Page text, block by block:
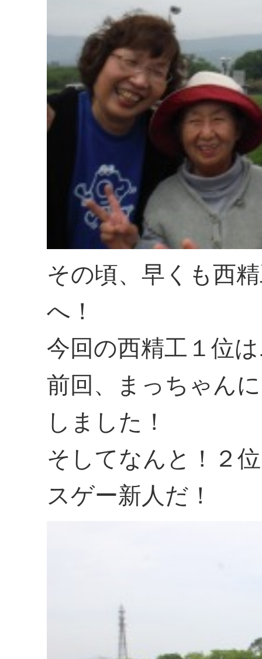
その頃、早くも西
へ！
今回の西精工１位
前回、まっちゃん
しました！
そしてなんと！２
スゲー新人だ！